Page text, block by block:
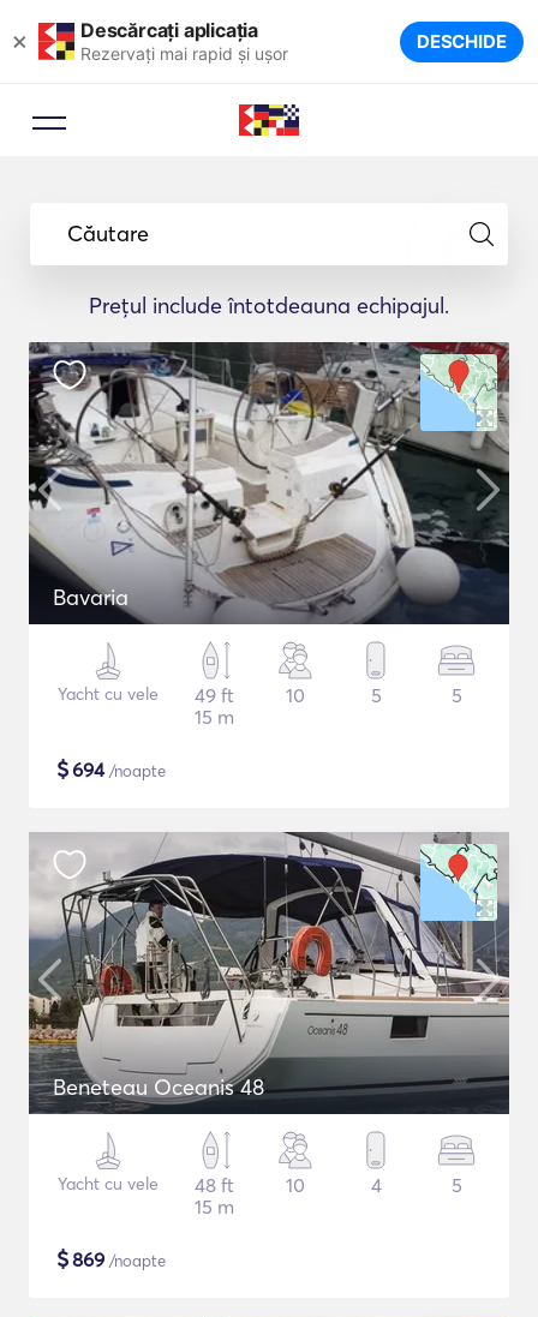
× Descărcați aplicația
Rezervați mai rapid și ușor DESCHIDE
Căutare
Prețul include întotdeauna echipajul.
Bavaria
Yacht cu vele
49 ft
15 m
10 5 5
$694/noapte
Beneteau Oceanis 48
Yacht cu vele
48 ft
15 m
10 4 5
$869 /noapte